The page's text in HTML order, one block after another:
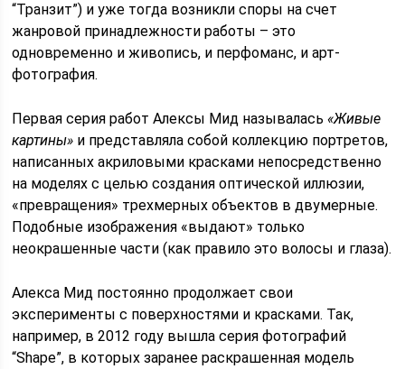
“Транзит”) и уже тогда возникли споры на счет
жанровой принадлежности работы – это
одновременно и живопись, и перфоманс, и арт-
фотография.
Первая серия работ Алексы Мид называлась«Живые
картины» и представляла собой коллекцию портретов,
написанных акриловыми красками непосредственно
на моделях с целью создания оптической иллюзии,
«превращения» трехмерных объектов в двумерные.
Подобные изображения «выдают» только
неокрашенные части (как правило это волосы и глаза).
Алекса Мид постоянно продолжает свои
эксперименты с поверхностями и красками. Так,
например, в 2012 году вышла серия фотографий
“Shape”, в которых заранее раскрашенная модель